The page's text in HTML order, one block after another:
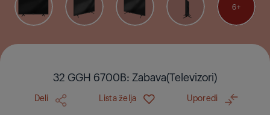
6
32 GGH 6700B: Zabava(Televizori)
Deli Lista želja Uporedi